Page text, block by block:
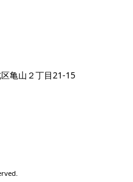
亀山２丁目21-15